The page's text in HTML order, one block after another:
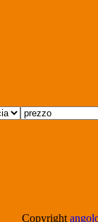
Copyright